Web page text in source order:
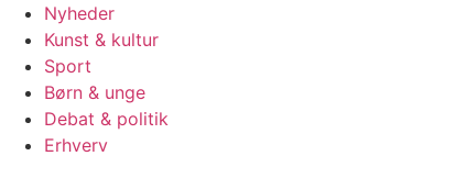
Nyheder
Kunst & kultur
Sport
Børn & unge
Debat & politik
Erhverv